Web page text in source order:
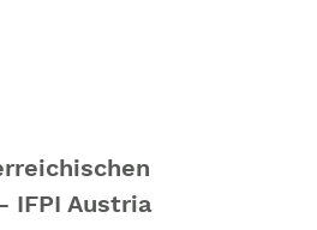
IFPI Austria